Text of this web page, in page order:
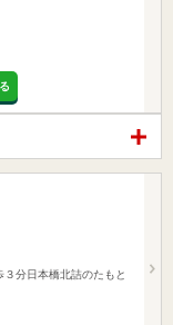
分日本橋北詰のたもと